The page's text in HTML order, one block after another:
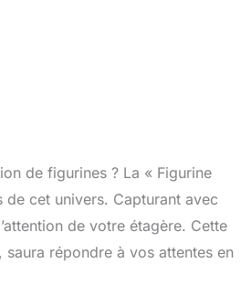
de figurines ? La « Figurine
de cet univers. Capturant avec
de votre étagère. Cette
répondre à vos attentes en